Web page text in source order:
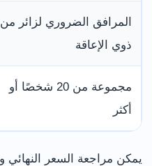
المرافق الضروري لزائر من
ذوي الإعاقة
مجموعة من 20 شخصًا أو
أكثر
يمكن مراجعة السعر